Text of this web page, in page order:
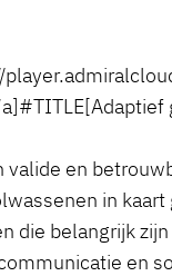
valide en
in
die belangrijk
en